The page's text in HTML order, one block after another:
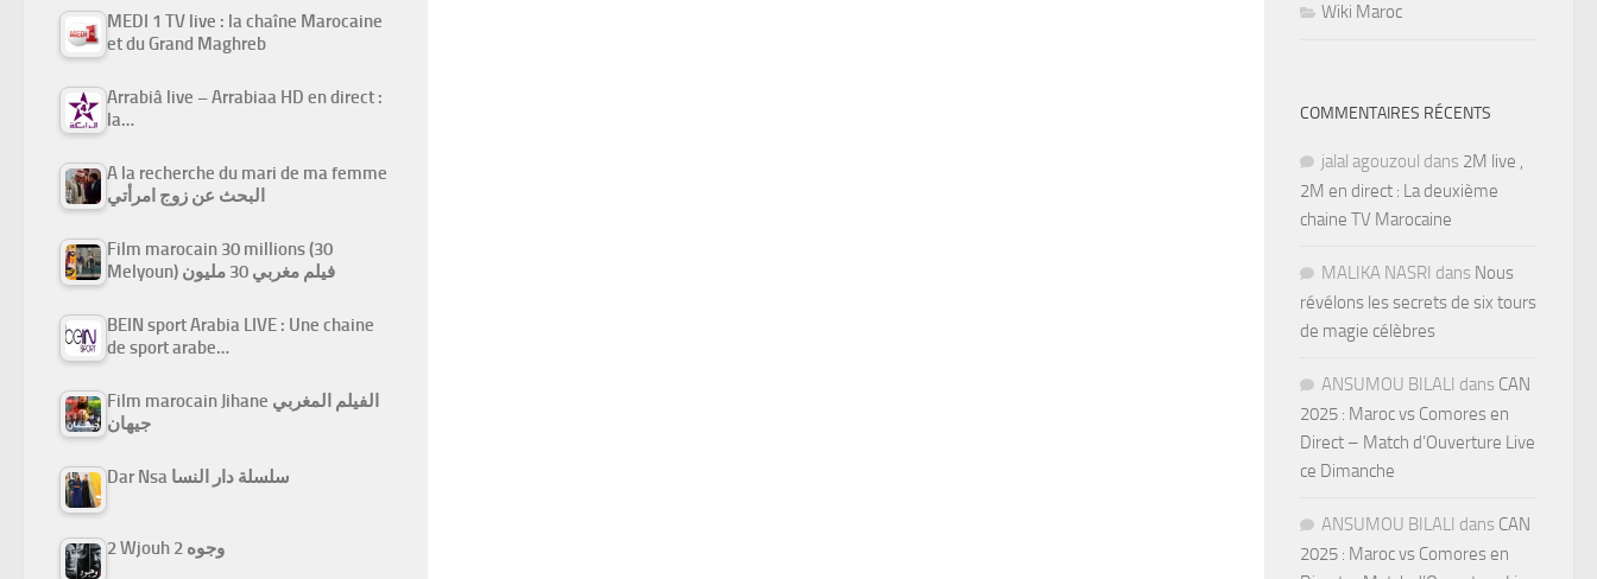
MEDI 1 TV live : la chaîne Marocaine
et du Grand Maghreb
Arrabiâ live – Arrabiaa HD en direct :
la…
A la recherche du mari de ma femme
البحث عن زوج امرأتي
Film marocain 30 millions (30
Melyoun) فيلم مغربي 30 مليون
BEIN sport Arabia LIVE : Une chaine
de sport arabe…
Film marocain Jihane الفيلم المغربي
جيهان
Dar Nsa سلسلة دار النسا
2 Wjouh 2 وجوه
Wiki Maroc
COMMENTAIRES RÉCENTS
jalal agouzoul dans 2M live ,
2M en direct : La deuxième
chaine TV Marocaine
MALIKA NASRI dans Nous
révélons les secrets de six tours
de magie célèbres
ANSUMOU BILALI dans CAN
2025 : Maroc vs Comores en
Direct – Match d’Ouverture Live
ce Dimanche
ANSUMOU BILALI dans CAN
2025 : Maroc vs Comores en